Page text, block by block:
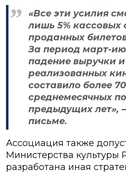
«Все эти усилия
лишь 5% кассовых
проданных
За период март-
падение выручки
реализованных
составило более
среднемесячных
предыдущих лет»,
письме.
Ассоциация также
Министерства культуры
разработана иная